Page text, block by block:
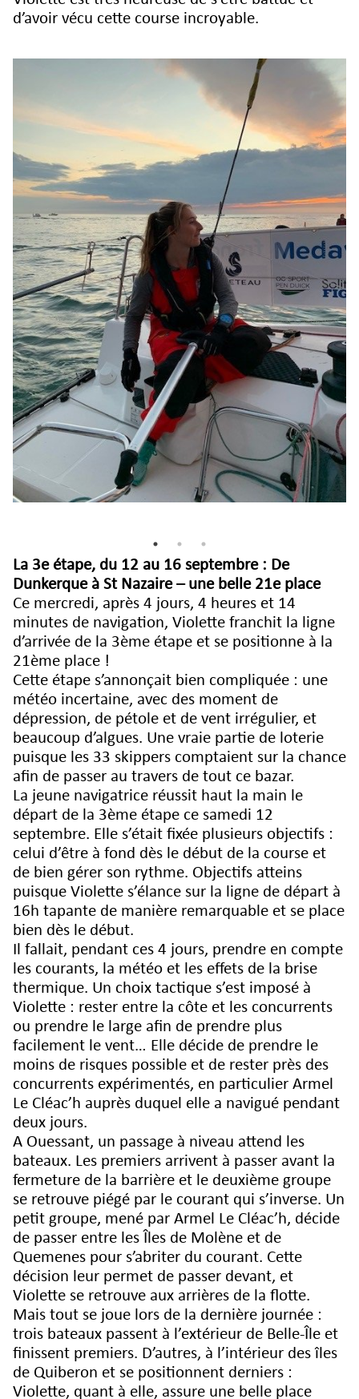
d’avoir vécu cette course incroyable.
La 3e étape, du 12 au 16 septembre : De
Dunkerque à St Nazaire – une belle 21e place
Ce mercredi, après 4 jours, 4 heures et 14
minutes de navigation, Violette franchit la ligne
d’arrivée de la 3ème étape et se positionne à la
21ème place !
Cette étape s’annonçait bien compliquée : une
météo incertaine, avec des moment de
dépression, de pétole et de vent irrégulier, et
beaucoup d’algues. Une vraie partie de loterie
puisque les 33 skippers comptaient sur la chance
afin de passer au travers de tout ce bazar.
La jeune navigatrice réussit haut la main le
départ de la 3ème étape ce samedi 12
septembre. Elle s’était fixée plusieurs objectifs :
celui d’être à fond dès le début de la course et
de bien gérer son rythme. Objectifs atteins
puisque Violette s’élance sur la ligne de départ à
16h tapante de manière remarquable et se place
bien dès le début.
Il fallait, pendant ces 4 jours, prendre en compte
les courants, la météo et les effets de la brise
thermique. Un choix tactique s’est imposé à
Violette : rester entre la côte et les concurrents
ou prendre le large afin de prendre plus
facilement le vent… Elle décide de prendre le
moins de risques possible et de rester près des
concurrents expérimentés, en particulier Armel
Le Cléac’h auprès duquel elle a navigué pendant
deux jours.
A Ouessant, un passage à niveau attend les
bateaux. Les premiers arrivent à passer avant la
fermeture de la barrière et le deuxième groupe
se retrouve piégé par le courant qui s’inverse. Un
petit groupe, mené par Armel Le Cléac’h, décide
de passer entre les Îles de Molène et de
Quemenes pour s’abriter du courant. Cette
décision leur permet de passer devant, et
Violette se retrouve aux arrières de la flotte.
Mais tout se joue lors de la dernière journée :
trois bateaux passent à l’extérieur de Belle-Île et
finissent premiers. D’autres, à l’intérieur des îles
de Quiberon et se positionnent derniers :
Violette, quant à elle, assure une belle place